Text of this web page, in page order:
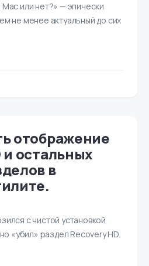
или нет?» — эпически
не менее актуальный до сих
отображение
и остальных
в
с чистой установкой
«убил» раздел Recovery HD.